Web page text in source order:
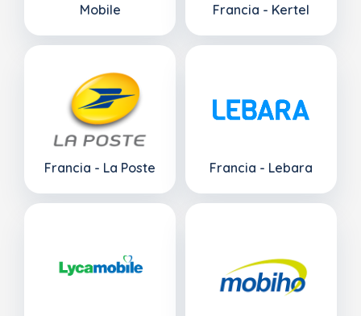
Mobile
Francia - Kertel
Francia - La Poste Francia - Lebara